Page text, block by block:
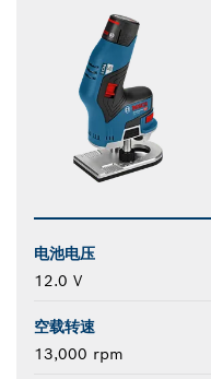
电池电压
12.0 V
空载转速
13,000 rpm